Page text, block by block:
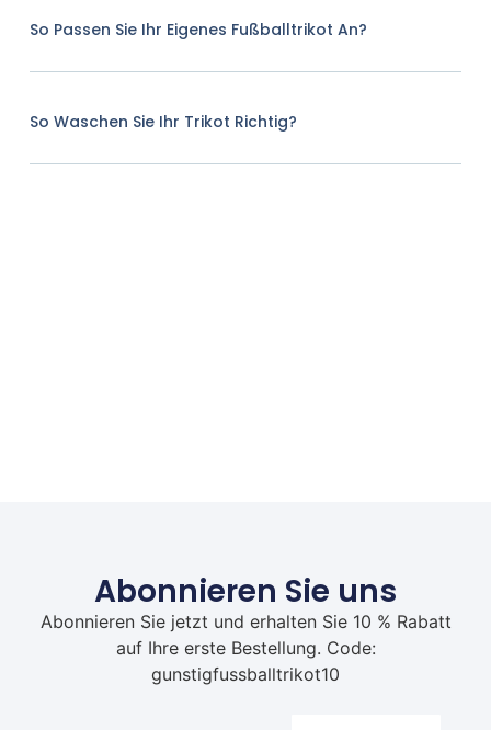
So Passen Sie Ihr Eigenes Fußballtrikot An?
So Waschen Sie Ihr Trikot Richtig?
Abonnieren Sie uns
Abonnieren Sie jetzt und erhalten Sie 10 % Rabatt
auf Ihre erste Bestellung. Code:
gunstigfussballtrikot10